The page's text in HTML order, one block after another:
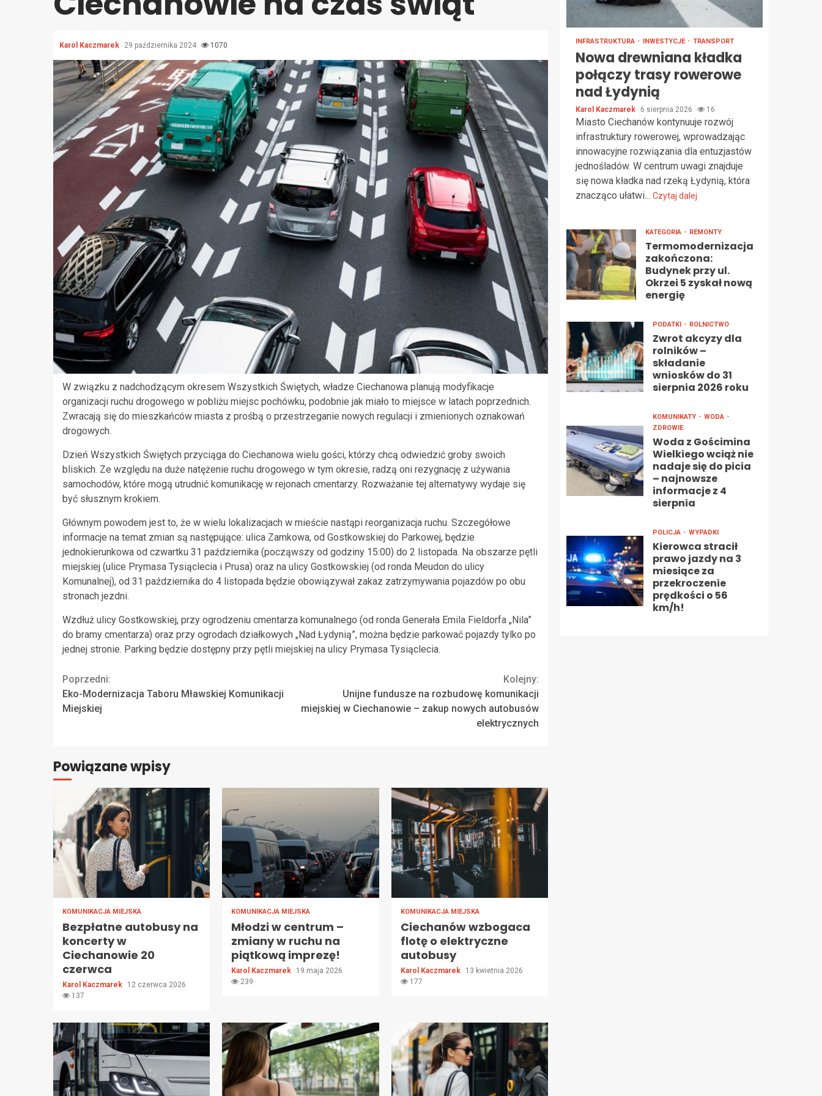
Karol Kaczmarek 29 października 2024 1070
W związku z nadchodzącym okresem Wszystkich Świętych, władze Ciechanowa planują modyfikacje
organizacji ruchu drogowego w pobliżu miejsc pochówku, podobnie jak miało to miejsce w latach poprzednich.
Zwracają się do mieszkańców miasta z prośbą o przestrzeganie nowych regulacji i zmienionych oznakowań
drogowych.
Dzień Wszystkich Świętych przyciąga do Ciechanowa wielu gości, którzy chcą odwiedzić groby swoich
bliskich. Ze względu na duże natężenie ruchu drogowego w tym okresie, radzą oni rezygnację z używania
samochodów, które mogą utrudnić komunikację w rejonach cmentarzy. Rozważanie tej alternatywy wydaje się
być słusznym krokiem.
Głównym powodem jest to, że w wielu lokalizacjach w mieście nastąpi reorganizacja ruchu. Szczegółowe
informacje na temat zmian są następujące: ulica Zamkowa, od Gostkowskiej do Parkowej, będzie
jednokierunkowa od czwartku 31 października (począwszy od godziny 15:00) do 2 listopada. Na obszarze pętli
miejskiej (ulice Prymasa Tysiąclecia i Prusa) oraz na ulicy Gostkowskiej (od ronda Meudon do ulicy
Komunalnej), od 31 października do 4 listopada będzie obowiązywał zakaz zatrzymywania pojazdów po obu
stronach jezdni.
Wzdłuż ulicy Gostkowskiej, przy ogrodzeniu cmentarza komunalnego (od ronda Generała Emila Fieldorfa „Nila”
do bramy cmentarza) oraz przy ogrodach działkowych „Nad Łydynią”, można będzie parkować pojazdy tylko po
jednej stronie. Parking będzie dostępny przy pętli miejskiej na ulicy Prymasa Tysiąclecia.
Continue
Reading
Poprzedni:
Eko-Modernizacja Taboru Mławskiej Komunikacji
Miejskiej
Kolejny:
Unijne fundusze na rozbudowę komunikacji
miejskiej w Ciechanowie – zakup nowych autobusów
elektrycznych
Powiązane wpisy
KOMUNIKACJA MIEJSKA
Bezpłatne autobusy na
koncerty w
Ciechanowie 20
czerwca
Karol Kaczmarek
12 czerwca 2026
137
KOMUNIKACJA MIEJSKA
Młodzi w centrum –
zmiany w ruchu na
piątkową imprezę!
Karol Kaczmarek
19 maja 2026
239
KOMUNIKACJA MIEJSKA
Ciechanów wzbogaca
flotę o elektryczne
autobusy
Karol Kaczmarek
13 kwietnia 2026
177
INFRASTRUKTURA INWESTYCJE TRANSPORT
Nowa drewniana kładka
połączy trasy rowerowe
nad Łydynią
Karol Kaczmarek 6 sierpnia 2026 16
Miasto Ciechanów kontynuuje rozwój
infrastruktury rowerowej, wprowadzając
innowacyjne rozwiązania dla entuzjastów
jednośladów. W centrum uwagi znajduje
się nowa kładka nad rzeką Łydynią, która
znacząco ułatwi... Czytaj dalej
KATEGORIA REMONTY
Termomodernizacja
zakończona:
Budynek przy ul.
Okrzei 5 zyskał nową
energię
PODATKI ROLNICTWO
Zwrot akcyzy dla
rolników –
składanie
wniosków do 31
sierpnia 2026 roku
KOMUNIKATY
WODA
ZDROWIE
Woda z Gościmina
Wielkiego wciąż nie
nadaje się do picia
– najnowsze
informacje z 4
sierpnia
POLICJA WYPADKI
Kierowca stracił
prawo jazdy na 3
miesiące za
przekroczenie
prędkości o 56
km/h!